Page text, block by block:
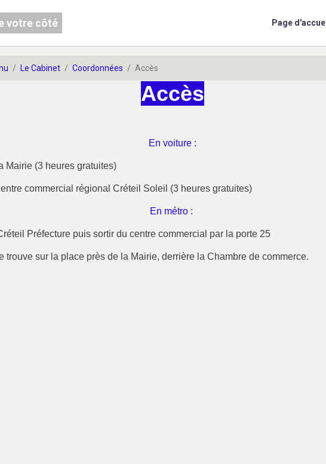
votre côté Page
Le Cabinet Coordonnées Accès
Accès
En voiture :
Mairie (3 heures gratuites)
commercial régional Créteil Soleil (3 heures gratuites)
En métro :
Préfecture puis sortir du centre commercial par la porte 25
trouve sur la place près de la Mairie, derrière la Chambre de commerce.